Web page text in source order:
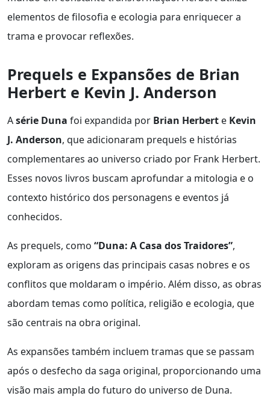
elementos de filosofia e ecologia para enriquecer a
trama e provocar reflexões.
Prequels e Expansões de Brian
Herbert e Kevin J. Anderson
Asérie Duna foi expandida por Brian Herbert e Kevin
J. Anderson, que adicionaram prequels e histórias
complementares ao universo criado por Frank Herbert.
Esses novos livros buscam aprofundar a mitologia e o
contexto histórico dos personagens e eventos já
conhecidos.
As prequels, como “Duna: A Casa dos Traidores”,
exploram as origens das principais casas nobres e os
conflitos que moldaram o império. Além disso, as obras
abordam temas como política, religião e ecologia, que
são centrais na obra original.
As expansões também incluem tramas que se passam
após o desfecho da saga original, proporcionando uma
visão mais ampla do futuro do universo de Duna.